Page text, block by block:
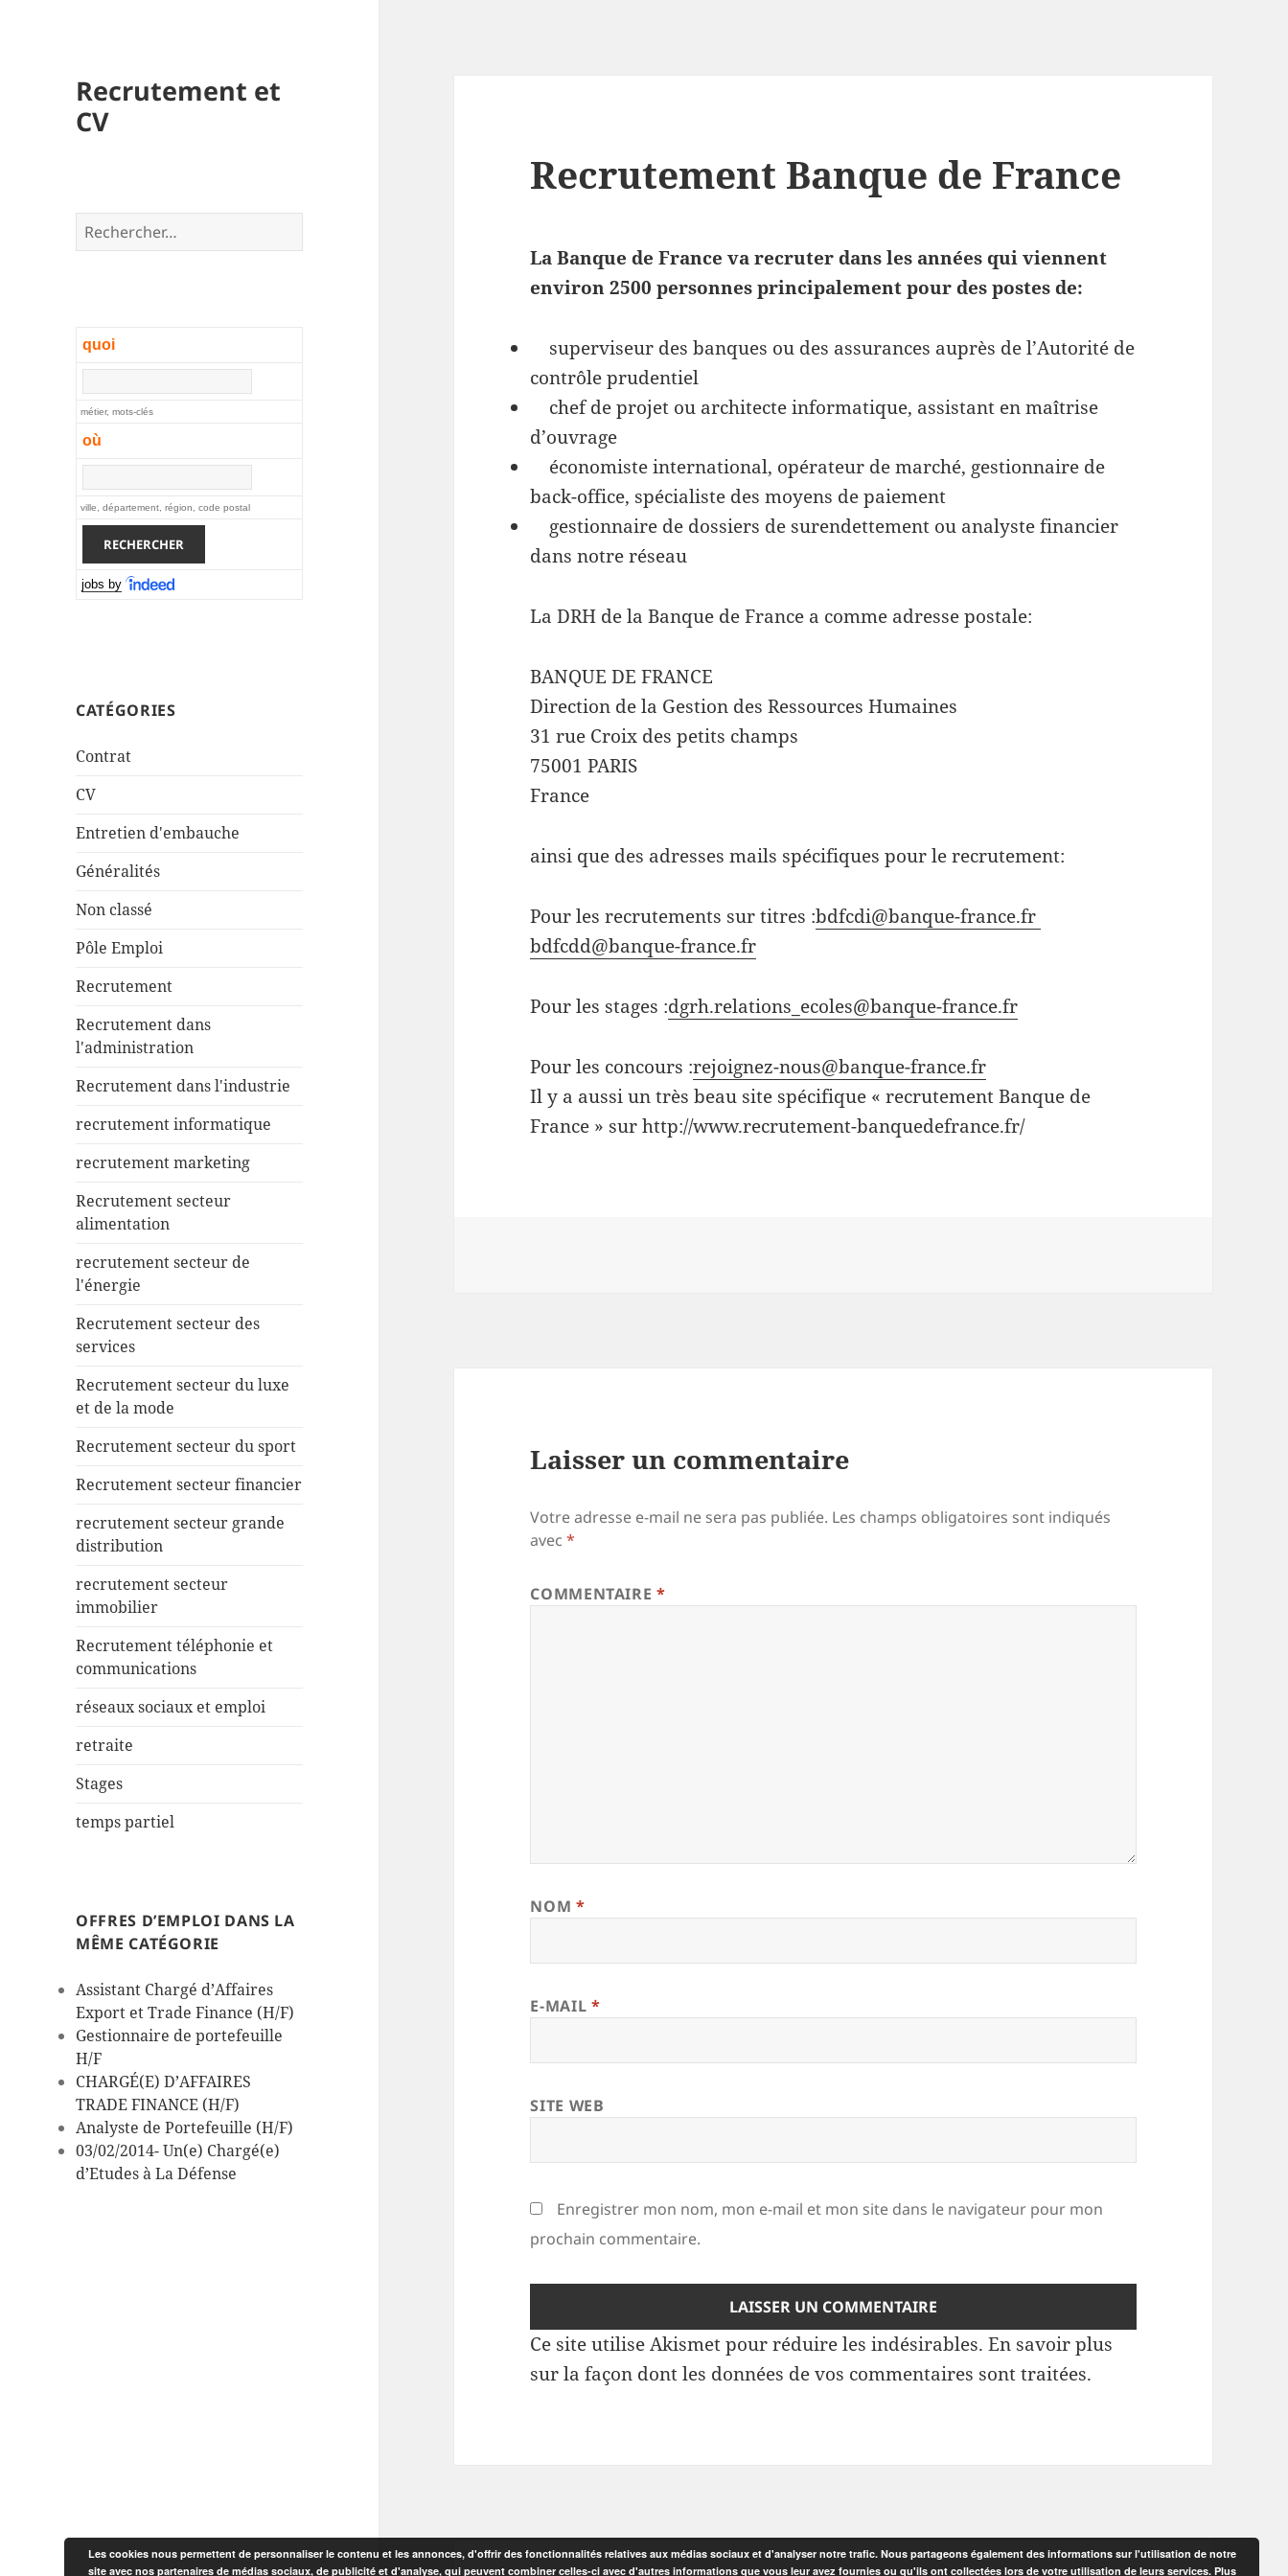
Recrutement et
CV
Rechercher :
quoi
métier, mots-clés
où
ville, département, région, code postal
jobs by
CATÉGORIES
Contrat
CV
Entretien d'embauche
Généralités
Non classé
Pôle Emploi
Recrutement
Recrutement dans
l'administration
Recrutement dans l'industrie
recrutement informatique
recrutement marketing
Recrutement secteur
alimentation
recrutement secteur de
l'énergie
Recrutement secteur des
services
Recrutement secteur du luxe
et de la mode
Recrutement secteur du sport
Recrutement secteur financier
recrutement secteur grande
distribution
recrutement secteur
immobilier
Recrutement téléphonie et
communications
réseaux sociaux et emploi
retraite
Stages
temps partiel
OFFRES D’EMPLOI DANS LA
MÊME CATÉGORIE
Assistant Chargé d’Affaires
Export et Trade Finance (H/F)
Gestionnaire de portefeuille
H/F
CHARGÉ(E) D’AFFAIRES
TRADE FINANCE (H/F)
Analyste de Portefeuille (H/F)
03/02/2014- Un(e) Chargé(e)
d’Etudes à La Défense
Recrutement Banque de France
La Banque de France va recruter dans les années qui viennent
environ 2500 personnes principalement pour des postes de:
superviseur des banques ou des assurances auprès de l’Autorité de
contrôle prudentiel
chef de projet ou architecte informatique, assistant en maîtrise
d’ouvrage
économiste international, opérateur de marché, gestionnaire de
back-office, spécialiste des moyens de paiement
gestionnaire de dossiers de surendettement ou analyste financier
dans notre réseau
La DRH de la Banque de France a comme adresse postale:
BANQUE DE FRANCE
Direction de la Gestion des Ressources Humaines
31 rue Croix des petits champs
75001 PARIS
France
ainsi que des adresses mails spécifiques pour le recrutement:
Pour les recrutements sur titres :bdfcdi@banque-france.fr
bdfcdd@banque-france.fr
Pour les stages :dgrh.relations_ecoles@banque-france.fr
Pour les concours :rejoignez-nous@banque-france.fr
Il y a aussi un très beau site spécifique « recrutement Banque de
France » sur http://www.recrutement-banquedefrance.fr/
Laisser un commentaire
Votre adresse e-mail ne sera pas publiée. Les champs obligatoires sont indiqués
avec*
COMMENTAIRE*
NOM *
E-MAIL *
SITE WEB
Enregistrer mon nom, mon e-mail et mon site dans le navigateur pour mon
prochain commentaire.
Ce site utilise Akismet pour réduire les indésirables.En savoir plus
sur la façon dont les données de vos commentaires sont traitées.
Les cookies nous permettent de personnaliser le contenu et les annonces, d'offrir des fonctionnalités relatives aux médias sociaux et d'analyser notre trafic. Nous partageons également des informations sur l'utilisation de notre
site avec nos partenaires de médias sociaux, de publicité et d'analyse, qui peuvent combiner celles-ci avec d'autres informations que vous leur avez fournies ou qu'ils ont collectées lors de votre utilisation de leurs services. Plus